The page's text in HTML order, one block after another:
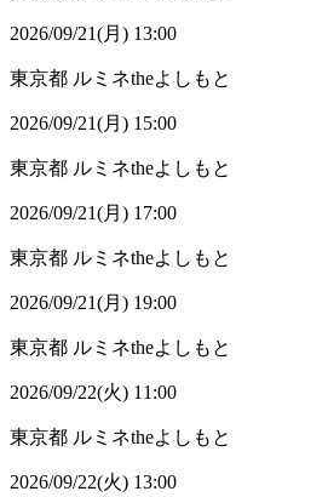
2026/09/21(月) 13:00
東京都 ルミネtheよしもと
2026/09/21(月) 15:00
東京都 ルミネtheよしもと
2026/09/21(月) 17:00
東京都 ルミネtheよしもと
2026/09/21(月) 19:00
東京都 ルミネtheよしもと
2026/09/22(火) 11:00
東京都 ルミネtheよしもと
2026/09/22(火) 13:00